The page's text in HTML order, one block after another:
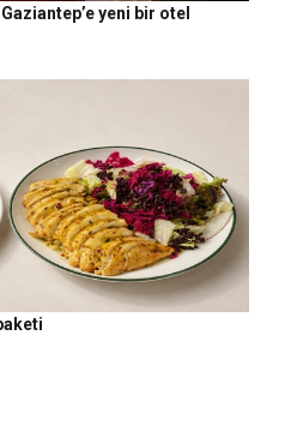
yeni bir otel